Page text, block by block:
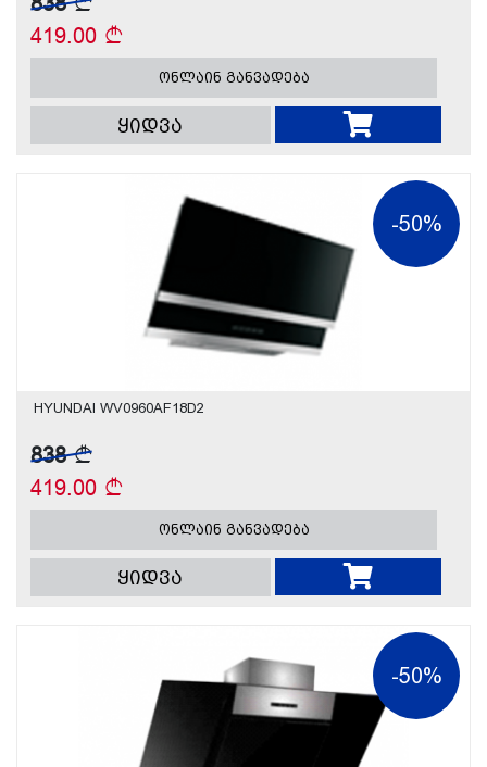
419.00
ონლაინ განვადება
ყიდვა
-50%
HYUNDAI WV0960AF18D2
838
419.00
ონლაინ განვადება
ყიდვა
-50%